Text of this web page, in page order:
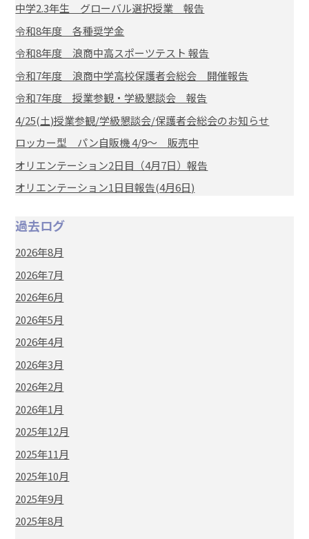
中学2.3年生 グローバル選択授業 報告
令和8年度 各種奨学金
令和8年度 浪商中高スポーツテスト 報告
令和7年度 浪商中学高校保護者会総会 開催報告
令和7年度 授業参観・学級懇談会 報告
4/25(土)授業参観/学級懇談会/保護者会総会のお知らせ
ロッカー型 パン自販機 4/9～ 販売中
オリエンテーション2日目（4月7日）報告
オリエンテーション1日目報告(4月6日)
過去ログ
2026年8月
2026年7月
2026年6月
2026年5月
2026年4月
2026年3月
2026年2月
2026年1月
2025年12月
2025年11月
2025年10月
2025年9月
2025年8月